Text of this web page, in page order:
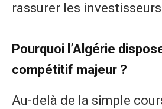
rassurer les
​Pourquoi l’Algérie
compétitif majeur ?
​Au-delà de la simple